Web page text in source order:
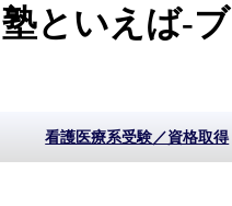
といえば-
看護医療系受験／資格取得